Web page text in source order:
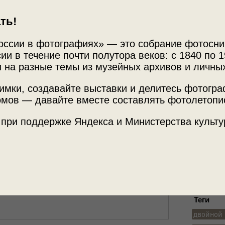
в фотографиях» — это собрание
в течение почти полутора веков: с 1840 по
на разные темы из музейных архивов и
создавайте выставки и делитесь
— давайте вместе составлять
поддержке Яндекса и Министерства
Архив
Теги
двойной
Эртиль
фотографией.